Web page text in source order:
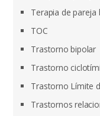
Terapia de pareja
TOC
Trastorno bipolar
Trastorno
Trastorno Límite
Trastornos